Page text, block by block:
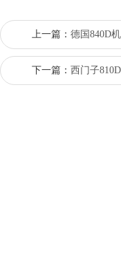
上一篇： 德国840D
下一篇： 西门子